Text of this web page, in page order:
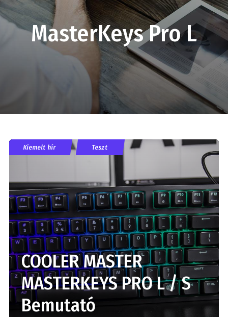
MasterKeys Pro L
Kiemelt hír Teszt
COOLER MASTER
MASTERKEYS PRO L / S
Bemutató